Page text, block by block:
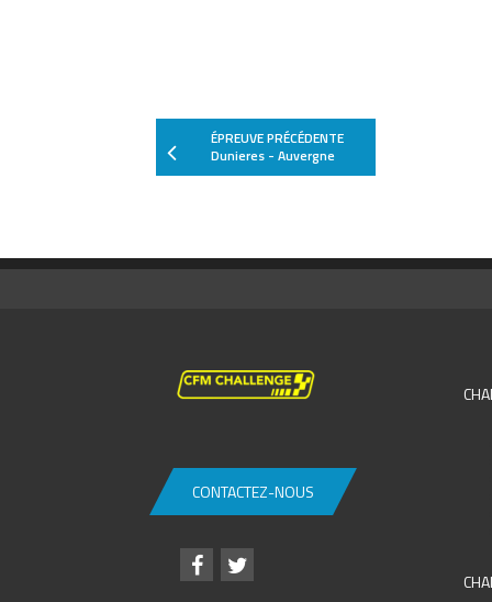
ÉPREUVE PRÉCÉDENTE
Dunieres - Auvergne
CONTACTEZ-NOUS